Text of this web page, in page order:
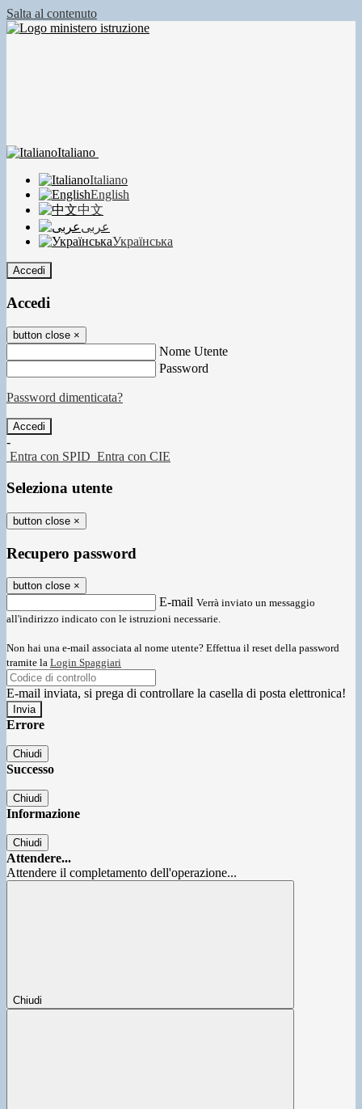
Salta al contenuto
Italiano
Italiano
English
中文
عربى
Українська
Accedi
Accedi
button close ×
Nome Utente
Password
Password dimenticata?
-
Entra con SPID Entra con CIE
Seleziona utente
button close ×
Recupero password
button close ×
E-mail Verrà inviato un messaggio
all'indirizzo indicato con le istruzioni necessarie.
Non hai una e-mail associata al nome utente? Effettua il reset della password
tramite la Login Spaggiari
E-mail inviata, si prega di controllare la casella di posta elettronica!
Errore
Chiudi
Successo
Chiudi
Informazione
Chiudi
Attendere...
Attendere il completamento dell'operazione...
Chiudi